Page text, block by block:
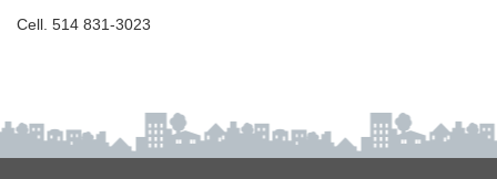
Cell. 514 831-3023